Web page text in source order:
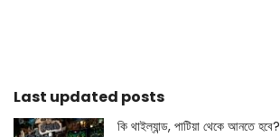
Last updated posts
কি থাইল্যান্ড, পাটিয়া থেকে আনতে হবে?